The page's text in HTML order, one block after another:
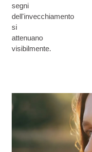
segni
dell'invecchiamento
si
attenuano
visibilmente.